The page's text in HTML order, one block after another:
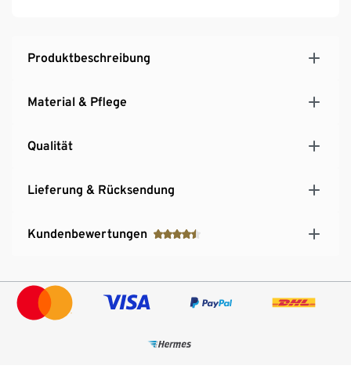
Produktbeschreibung
Material & Pflege
Qualität
Lieferung & Rücksendung
Kundenbewertungen